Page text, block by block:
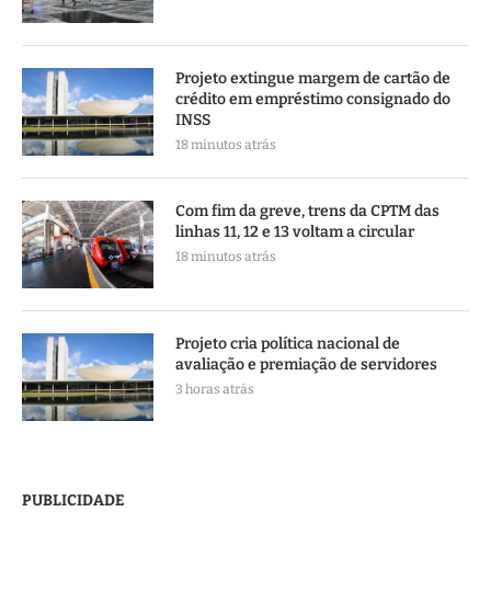
Projeto extingue margem de cartão de
crédito em empréstimo consignado do
INSS
18 minutos atrás
Com fim da greve, trens da CPTM das
linhas 11, 12 e 13 voltam a circular
18 minutos atrás
Projeto cria política nacional de
avaliação e premiação de servidores
3 horas atrás
PUBLICIDADE